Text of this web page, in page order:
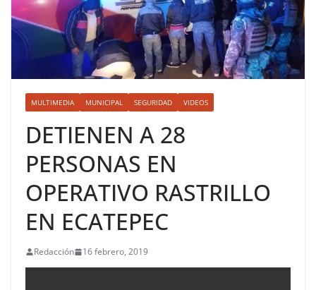
MULTIMEDIA MUNICIPAL SEGURIDAD VIDEOS
DETIENEN A 28
PERSONAS EN
OPERATIVO RASTRILLO
EN ECATEPEC
Redacción 16 febrero, 2019